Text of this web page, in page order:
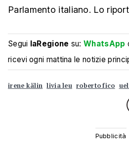
Parlamento italiano. Lo
Segui laRegione su:WhatsApp
ricevi ogni mattina le notizie
irene kälin livia leu roberto fico